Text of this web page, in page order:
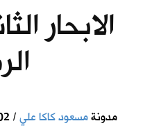
الابحار
مدونةمسعود كاكا علي/ 02 ، ايلول ، 2003 / لندن